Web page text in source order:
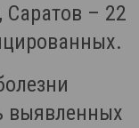
Саратов – 22
выявленных